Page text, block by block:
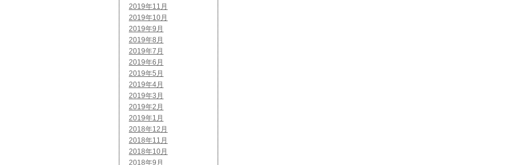
2019年11月
2019年10月
2019年9月
2019年8月
2019年7月
2019年6月
2019年5月
2019年4月
2019年3月
2019年2月
2019年1月
2018年12月
2018年11月
2018年10月
2018年9月